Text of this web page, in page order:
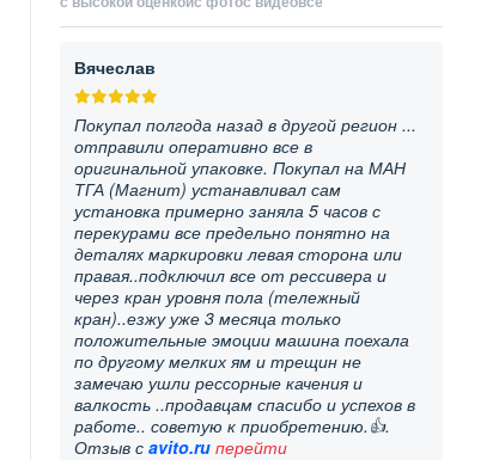
Вячеслав
Покупал полгода назад в другой регион ...
отправили оперативно все в
оригинальной упаковке. Покупал на МАН
ТГА (Магнит) устанавливал сам
установка примерно заняла 5 часов с
перекурами все предельно понятно на
деталях маркировки левая сторона или
правая..подключил все от рессивера и
через кран уровня пола (тележный
кран)..езжу уже 3 месяца только
положительные эмоции машина поехала
по другому мелких ям и трещин не
замечаю ушли рессорные качения и
валкость ..продавцам спасибо и успехов в
работе.. советую к приобретению.👍.
Отзыв с avito.ru перейти